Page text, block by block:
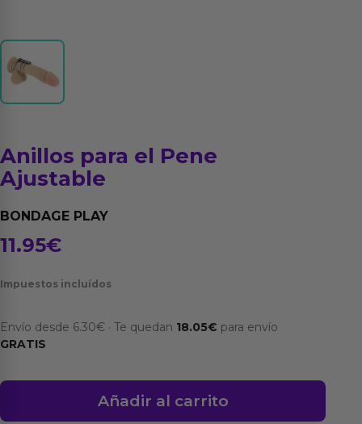
Anillos para el Pene
Ajustable
BONDAGE PLAY
11.95€
Impuestos incluídos
Envío desde 6.30€ · Te quedan 18.05€ para envío
GRATIS
Anillos
Añadir al carrito